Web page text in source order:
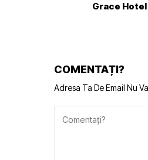
Grace
COMENTAȚI?
Adresa Ta De Email Nu